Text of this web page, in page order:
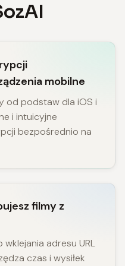
mobilne
od podstaw dla iOS i
i intuicyjne
bezpośrednio na
filmy z
adresu URL
czas i wysiłek